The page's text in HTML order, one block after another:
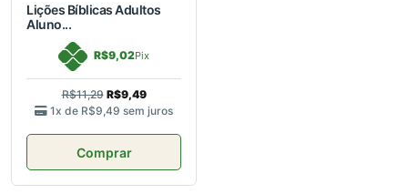
Lições Bíblicas Adultos
Aluno...
R$9,02Pix
R$11,29 R$9,49
1x de R$9,49 sem juros
Comprar